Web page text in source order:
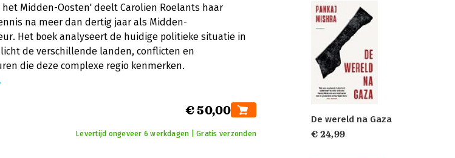
het Midden-Oosten' deelt Carolien Roelants haar
na meer dan dertig jaar als Midden-
Het boek analyseert de huidige politieke situatie in
de verschillende landen, conflicten en
die deze complexe regio kenmerken.
€ 50,00
Levertijd ongeveer 6 werkdagen | Gratis verzonden
De wereld na Gaza
€ 24,99